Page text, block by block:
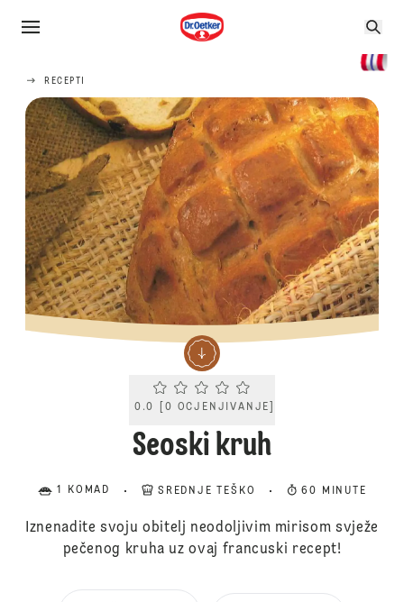
RECEPTI
Current rating 0.0. Click to rate.
0.0 [0 OCJENJIVANJE
Seoski kruh
1 KOMAD SREDNJE TEŠKO 60 MINUTE
Iznenadite svoju obitelj neodoljivim mirisom svježe
pečenog kruha uz ovaj francuski recept!